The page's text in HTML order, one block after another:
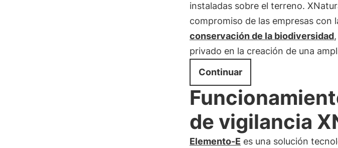
instaladas sobre el terreno.
compromiso de las empresas con
conservación de la biodiversidad
privado en la creación de una
Continuar
de vigilancia
Elemento-E es una solución